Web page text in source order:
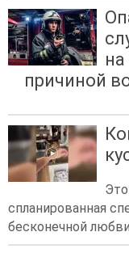
причиной
спланированная
бесконечной